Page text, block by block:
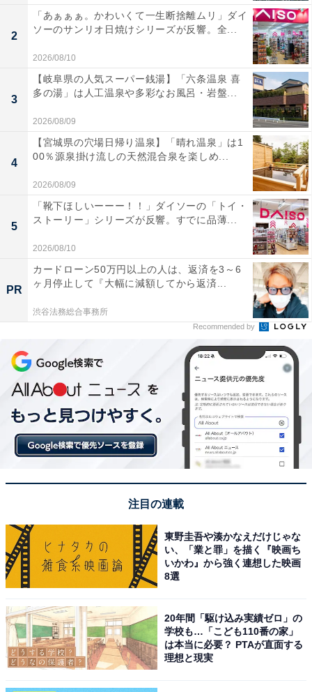
2
「あぁぁぁ。かわいくて一生断捨離ムリ」ダイ
ソーのサンリオ日焼けシリーズが反響。全...
2026/08/10
3
【岐阜県の人気スーパー銭湯】「六条温泉 喜
多の湯」は人工温泉や多彩なお風呂・岩盤...
2026/08/09
4
【宮城県の穴場日帰り温泉】「晴れ温泉」は1
00％源泉掛け流しの天然混合泉を楽しめ...
2026/08/09
5
「靴下ほしいーーー！！」ダイソーの「トイ・
ストーリー」シリーズが反響。すでに品薄...
2026/08/10
PR
カードローン50万円以上の人は、返済を3～6
ヶ月停止して『大幅に減額してから返済...
渋谷法務総合事務所
Recommended by
注目の連載
東野圭吾や湊かなえだけじゃな
い、「業と罪」を描く『映画ち
いかわ』から強く連想した映画
8選
20年間「駆け込み実績ゼロ」の
学校も…「こども110番の家」
は本当に必要？ PTAが直面する
理想と現実